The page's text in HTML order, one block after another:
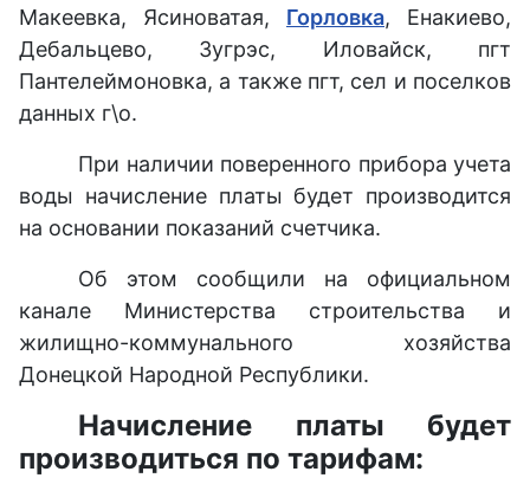
Макеевка, Ясиноватая, Горловка, Енакиево,
Дебальцево, Зугрэс, Иловайск, пгт
Пантелеймоновка, а также пгт, сел и поселков
данных г\о.
При наличии поверенного прибора учета
воды начисление платы будет производится
на основании показаний счетчика.
Об этом сообщили на официальном
канале Министерства строительства и
жилищно-коммунального хозяйства
Донецкой Народной Республики.
Начисление платы будет
производиться по тарифам: